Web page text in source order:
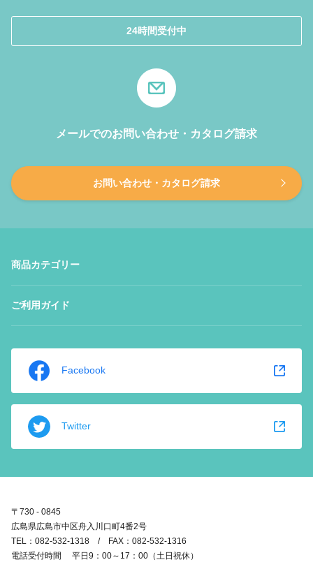
24時間受付中
メールでのお問い合わせ・カタログ請求
お問い合わせ・カタログ請求
商品カテゴリー
ご利用ガイド
Facebook
Twitter
〒730 - 0845
広島県広島市中区舟入川口町4番2号
TEL：082-532-1318 / FAX：082-532-1316
電話受付時間 平日9：00～17：00（土日祝休）